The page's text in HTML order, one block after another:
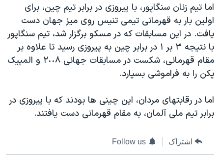
حقوق شهروندی
اقتصادی
علم و فناوری
اسرائیل در جنگ
آرشیو پخش زنده
انتخابات ریاست جمهوری آمریکا ۲۰۲۴
حمله جمهوری اسلامی به اسرائیل
رمز مهسا
ورزش زنان در ایران
مجموعه مستندهای دادخواهی
دادگاه حمید نوری
زبانهای مختلف
اما تیم زنان سنگاپور، با پیروزی در برابر تیم چین، برای
اولین بار به قهرمانی تیمی تنیس روی میز جهان دست
یافت. در این مسابقات که در مسکو برگزار شد، تیم سنگاپور
با نتیجه ٣ بر ١ در برابر چین به پیروزی رسید تا علاوه بر
مقام قهرمانی، شکست در مسابقات جهانی ٢٠٠٨ و المپیک
پکن را به فراموشی بسپارد.
اما در رقابتهای مردان، این چینی ها بودند که با پیروزی در
برابر تیم ملی آلمان، به مقام قهرمانی دست یافتند.
اشتراک Follow us